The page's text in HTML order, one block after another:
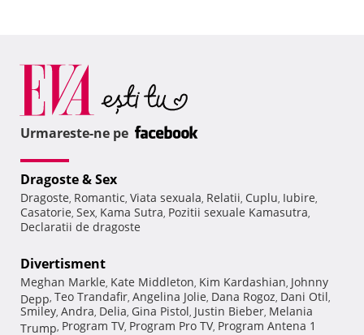
Urmareste-ne pe
Dragoste & Sex
Dragoste, Romantic, Viata sexuala, Relatii, Cuplu, Iubire,
Casatorie, Sex, Kama Sutra, Pozitii sexuale Kamasutra,
Declaratii de dragoste
Divertisment
Meghan Markle, Kate Middleton, Kim Kardashian, Johnny
Depp, Teo Trandafir, Angelina Jolie, Dana Rogoz, Dani Otil,
Smiley, Andra, Delia, Gina Pistol, Justin Bieber, Melania
Trump, Program TV, Program Pro TV, Program Antena 1